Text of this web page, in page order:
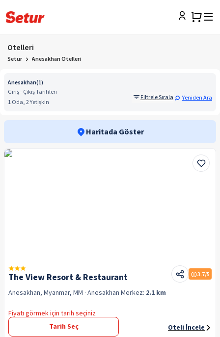
Otelleri
Setur Anesakhan Otelleri
Anesakhan(1)
Giriş - Çıkış Tarihleri
1 Oda, 2 Yetişkin
Filtrele Sırala Yeniden Ara
Haritada Göster
The View Resort & Restaurant 3.7/5
Anesakhan, Myanmar, MM · Anesakhan Merkez: 2.1 km
Fiyatı görmek için tarih seçiniz
Tarih Seç
Oteli İncele